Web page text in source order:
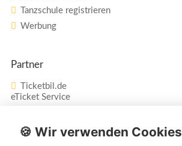
Tanzschule registrieren
Werbung
Partner
Ticketbil.de
eTicket Service
Vertrag widerrufen
🍪 Wir verwenden Cookies